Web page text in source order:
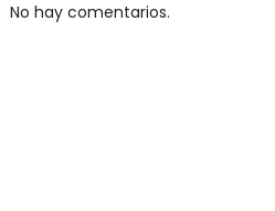
No hay comentarios.